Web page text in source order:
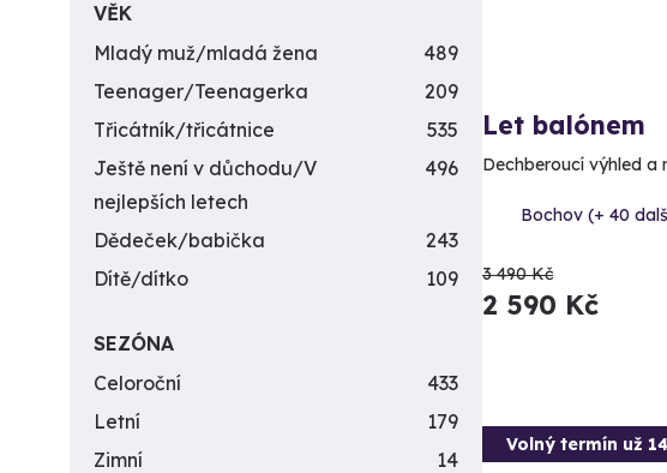
Let balónem
Dechberoucí výhled a
Bochov (+ 40
3 490 Kč
2 590 Kč
Volný termín už
VĚK
Mladý muž/mladá žena
489
Teenager/Teenagerka
209
Třicátník/třicátnice
535
Ještě není v důchodu/V
nejlepších letech
496
Dědeček/babička
243
Dítě/dítko
109
SEZÓNA
Celoroční
433
Letní
179
Zimní
14